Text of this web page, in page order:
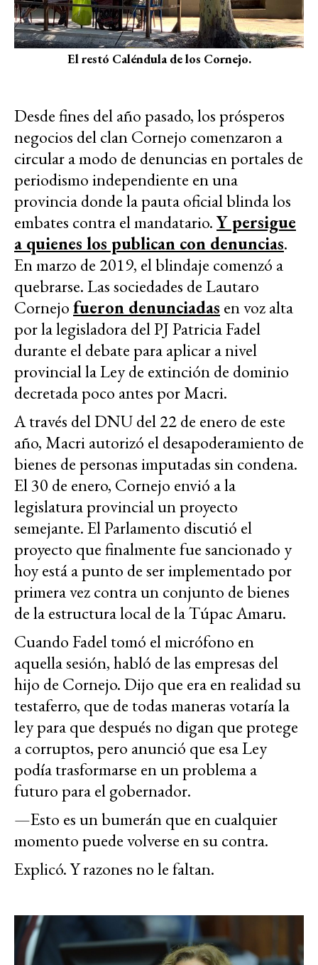
El restó Caléndula de los Cornejo.
Desde fines del año pasado, los prósperos
negocios del clan Cornejo comenzaron a
circular a modo de denuncias en portales de
periodismo independiente en una
provincia donde la pauta oficial blinda los
embates contra el mandatario.Y persigue
a quienes los publican con denuncias.
En marzo de 2019, el blindaje comenzó a
quebrarse. Las sociedades de Lautaro
Cornejofueron denunciadas en voz alta
por la legisladora del PJ Patricia Fadel
durante el debate para aplicar a nivel
provincial la Ley de extinción de dominio
decretada poco antes por Macri.
A través del DNU del 22 de enero de este
año, Macri autorizó el desapoderamiento de
bienes de personas imputadas sin condena.
El 30 de enero, Cornejo envió a la
legislatura provincial un proyecto
semejante. El Parlamento discutió el
proyecto que finalmente fue sancionado y
hoy está a punto de ser implementado por
primera vez contra un conjunto de bienes
de la estructura local de la Túpac Amaru.
Cuando Fadel tomó el micrófono en
aquella sesión, habló de las empresas del
hijo de Cornejo. Dijo que era en realidad su
testaferro, que de todas maneras votaría la
ley para que después no digan que protege
a corruptos, pero anunció que esa Ley
podía trasformarse en un problema a
futuro para el gobernador.
—Esto es un bumerán que en cualquier
momento puede volverse en su contra.
Explicó. Y razones no le faltan.